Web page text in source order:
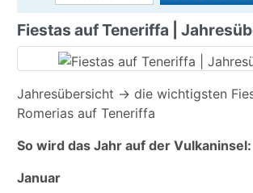
Fiestas auf Teneriffa |
Jahresübersicht -> die wichtigsten
Romerias auf Teneriffa
So wird das Jahr auf der Vulkaninsel:
Januar